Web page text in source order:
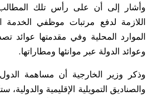
وأشار إلى أن على رأس تلك المطالب،
اللازمة لدفع مرتبات موظفي الخدمة
الموارد المحلية وفي مقدمتها عوائد
وعوائد الدولة عبر موانئها ومطاراتها.
وذكر وزير الخارجية أن مساهمة الدول
والصناديق التمويلية الإقليمية